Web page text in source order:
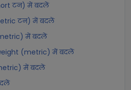
टन) में बदलें
टन) में बदलें
में बदलें
(metric) में बदलें
में बदलें